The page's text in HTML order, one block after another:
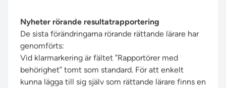
Nyheter rörande resultatrapportering
De sista förändringarna rörande rättande lärare har
genomförts:
Vid klarmarkering är fältet ”Rapportörer med
behörighet” tomt som standard. För att enkelt
kunna lägga till sig själv som rättande lärare finns en